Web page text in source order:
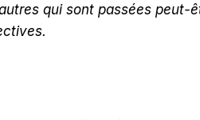
qui sont passées peut-